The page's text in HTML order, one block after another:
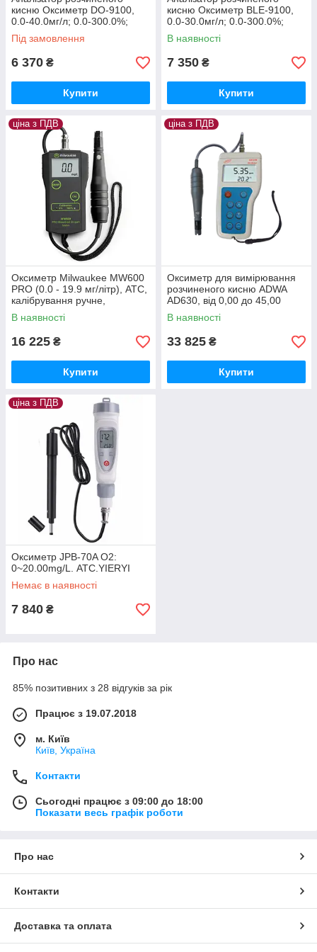
Кількість розчиненого кисню у воді може залежати від
температури (більше кисню в холодній воді), тиску (більше
кисню розчиниться у воді при більшому тиску) і солоності
(більше кисню у воді низької солоності). Розпад органічного
матеріалу у воді, викликаний або хімічними процесами, або
дією мікробів у неочищених стічних водах, або мертвою
рослинністю може серйозно знизити концентрацію
розчиненого кисню. «Відпрацьована» вода, що скидається у
відкриті джерела після охолодження обладнання на
виробництвах або електростанціях, підвищує температуру
води і знижує вміст кисню.
кисню Оксиметр DO-9100,
0.0-40.0мг/л; 0.0-300.0%;
±1.5%. АТС. Eavan
Під замовлення
6 370 ₴
Купити
кисню Оксиметр BLE-9100,
0.0-30.0мг/л; 0.0-300.0%;
±1.5%. АТС. YIERYI
В наявності
7 350 ₴
Купити
ціна з ПДВ
Оксиметр Milwaukee MW600
PRO (0.0 - 19.9 мг/літр), АТС,
калібрування ручне,
Угорщина
В наявності
16 225 ₴
Купити
ціна з ПДВ
Оксиметр для вимірювання
розчиненого кисню ADWA
AD630, від 0,00 до 45,00
ppm; ± 0,01ppm, АТС,
Угорщина
В наявності
33 825 ₴
Купити
ціна з ПДВ
Оксиметр JPB-70A О2:
0~20.00mg/L. АТС.YIERYI
Немає в наявності
7 840 ₴
Про нас
85% позитивних з 28 відгуків за рік
Працює з 19.07.2018
м. Київ
Київ, Україна
Контакти
Сьогодні працює з 09:00 до 18:00
Показати весь графік роботи
Про нас
Контакти
Доставка та оплата